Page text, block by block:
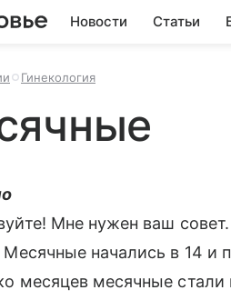
Новости Статьи
Гинекология
Мне нужен ваш
Месячные начались в 14 и
месяцев месячные